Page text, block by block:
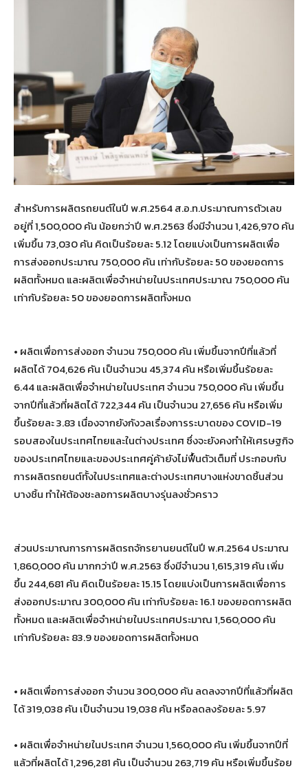
สำหรับการผลิตรถยนต์ในปี พ.ศ.2564 ส.อ.ท.ประมาณการตัวเลข
อยู่ที่ 1,500,000 คัน น้อยกว่าปี พ.ศ.2563 ซึ่งมีจำนวน 1,426,970 คัน
เพิ่มขึ้น 73,030 คัน คิดเป็นร้อยละ 5.12 โดยแบ่งเป็นการผลิตเพื่อ
การส่งออกประมาณ 750,000 คัน เท่ากับร้อยละ 50 ของยอดการ
ผลิตทั้งหมด และผลิตเพื่อจำหน่ายในประเทศประมาณ 750,000 คัน
เท่ากับร้อยละ 50 ของยอดการผลิตทั้งหมด
• ผลิตเพื่อการส่งออก จำนวน 750,000 คัน เพิ่มขึ้นจากปีที่แล้วที่
ผลิตได้ 704,626 คัน เป็นจำนวน 45,374 คัน หรือเพิ่มขึ้นร้อยละ
6.44 และผลิตเพื่อจำหน่ายในประเทศ จำนวน 750,000 คัน เพิ่มขึ้น
จากปีที่แล้วที่ผลิตได้ 722,344 คัน เป็นจำนวน 27,656 คัน หรือเพิ่ม
ขึ้นร้อยละ 3.83 เนื่องจากยังกังวลเรื่องการระบาดของ COVID-19
รอบสองในประเทศไทยและในต่างประเทศ ซึ่งจะยังคงทำให้เศรษฐกิจ
ของประเทศไทยและของประเทศคู่ค้ายังไม่ฟื้นตัวเต็มที่ ประกอบกับ
การผลิตรถยนต์ทั้งในประเทศและต่างประเทศบางแห่งขาดชิ้นส่วน
บางชิ้น ทำให้ต้องชะลอการผลิตบางรุ่นลงชั่วคราว
ส่วนประมาณการการผลิตรถจักรยานยนต์ในปี พ.ศ.2564 ประมาณ
1,860,000 คัน มากกว่าปี พ.ศ.2563 ซึ่งมีจำนวน 1,615,319 คัน เพิ่ม
ขึ้น 244,681 คัน คิดเป็นร้อยละ 15.15 โดยแบ่งเป็นการผลิตเพื่อการ
ส่งออกประมาณ 300,000 คัน เท่ากับร้อยละ 16.1 ของยอดการผลิต
ทั้งหมด และผลิตเพื่อจำหน่ายในประเทศประมาณ 1,560,000 คัน
เท่ากับร้อยละ 83.9 ของยอดการผลิตทั้งหมด
• ผลิตเพื่อการส่งออก จำนวน 300,000 คัน ลดลงจากปีที่แล้วที่ผลิต
ได้ 319,038 คัน เป็นจำนวน 19,038 คัน หรือลดลงร้อยละ 5.97
• ผลิตเพื่อจำหน่ายในประเทศ จำนวน 1,560,000 คัน เพิ่มขึ้นจากปีที่
แล้วที่ผลิตได้ 1,296,281 คัน เป็นจำนวน 263,719 คัน หรือเพิ่มขึ้นร้อย